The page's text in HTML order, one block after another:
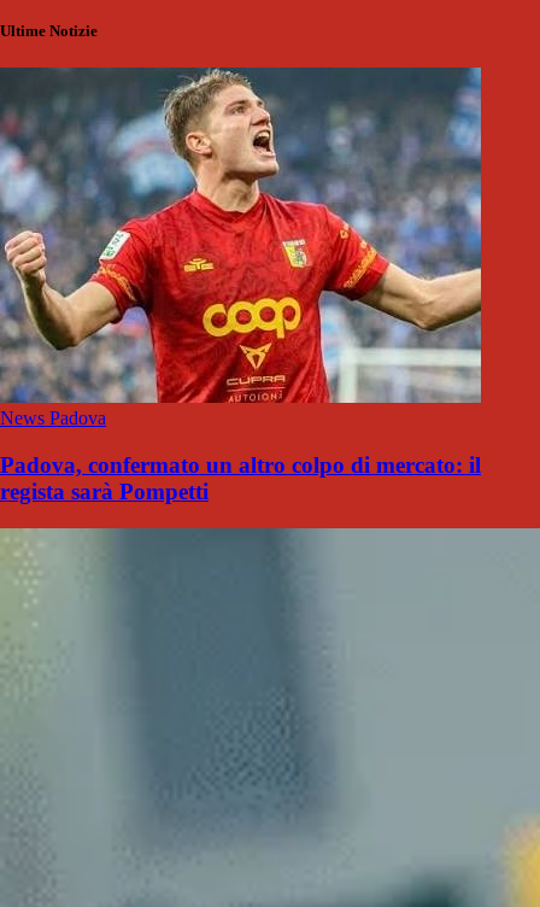
Ultime Notizie
News Padova
Padova, confermato un altro colpo di mercato: il
regista sarà Pompetti